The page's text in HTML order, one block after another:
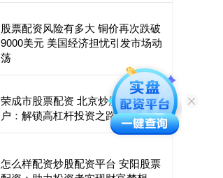
股票配资风险有多大 铜价再次跌破
9000美元 美国经济担忧引发市场动
荡
荣成市股票配资 北京炒股配资开
户：解锁高杠杆投资之路
怎么样配资炒股配资平台 安阳股票